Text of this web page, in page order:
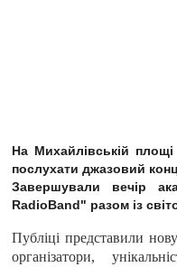
На Михайлівській
послухати джазовий
Завершували вечір
RadioBand" разом із
Публіці представили
організатори,